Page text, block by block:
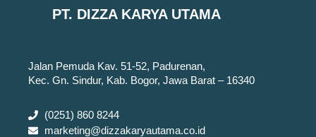
PT. DIZZA KARYA UTAMA
Jalan Pemuda Kav. 51-52, Padurenan,
Kec. Gn. Sindur, Kab. Bogor, Jawa Barat – 16340
(0251) 860 8244
marketing@dizzakaryautama.co.id